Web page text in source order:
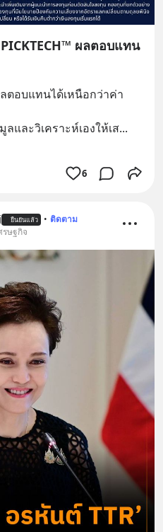
ผลตอบแทน
ตอบแทนได้เหนือกว่าค่า
และวิเคราะห์เองให้เส...
6
ยืนยันแล้ว • ติดตาม
รษฐกิจ